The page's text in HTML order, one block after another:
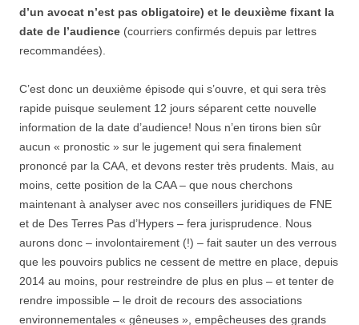
d’un avocat n’est pas obligatoire) et le deuxième fixant la
date de l’audience (courriers confirmés depuis par lettres
recommandées).
C’est donc un deuxième épisode qui s’ouvre, et qui sera très
rapide puisque seulement 12 jours séparent cette nouvelle
information de la date d’audience! Nous n’en tirons bien sûr
aucun « pronostic » sur le jugement qui sera finalement
prononcé par la CAA, et devons rester très prudents. Mais, au
moins, cette position de la CAA – que nous cherchons
maintenant à analyser avec nos conseillers juridiques de FNE
et de Des Terres Pas d’Hypers – fera jurisprudence. Nous
aurons donc – involontairement (!) – fait sauter un des verrous
que les pouvoirs publics ne cessent de mettre en place, depuis
2014 au moins, pour restreindre de plus en plus – et tenter de
rendre impossible – le droit de recours des associations
environnementales « gêneuses », empêcheuses des grands